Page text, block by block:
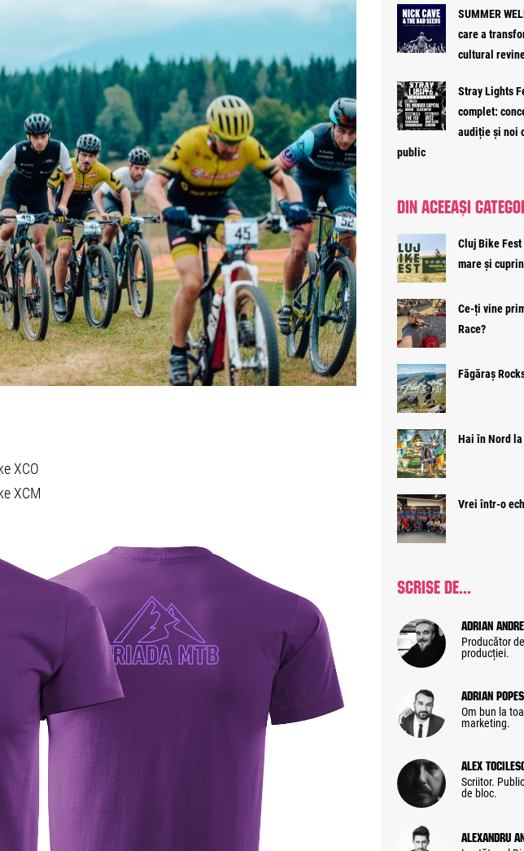
XCO
XCM
SUMMER
care a
cultural
Stray Lights
complet:
audiție și noi
public
DIN ACEEAȘI
Cluj Bike
mare și
Ce-ți vine
Race?
Făgăraș
Hai în Nord
Vrei într-o
SCRISE DE...
Adrian Andrei
Producător
producției.
Adrian
Om bun la
marketing.
Alex
Scriitor.
de bloc.
Alexandru